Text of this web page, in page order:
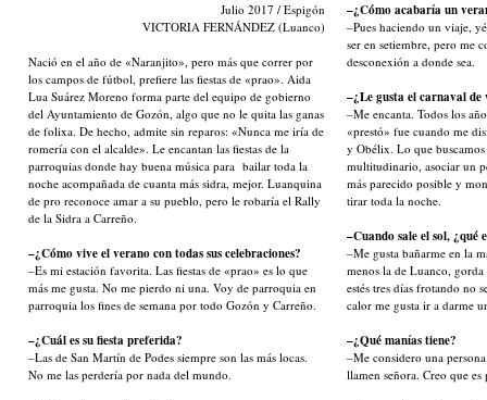
Julio 2017 / Espigón
VICTORIA FERNÁNDEZ (Luanco)
Nació en el año de «Naranjito», pero más que correr por
los campos de fútbol, prefiere las fiestas de «prao». Aida
Lua Suárez Moreno forma parte del equipo de gobierno
del Ayuntamiento de Gozón, algo que no le quita las ganas
de folixa. De hecho, admite sin reparos: «Nunca me iría de
romería con el alcalde». Le encantan las fiestas de la
parroquias donde hay buena música para bailar toda la
noche acompañada de cuanta más sidra, mejor. Luanquina
de pro reconoce amar a su pueblo, pero le robaría el Rally
de la Sidra a Carreño.
–¿Cómo vive el verano con todas sus celebraciones?
–Es mi estación favorita. Las fiestas de «prao» es lo que
más me gusta. No me pierdo ni una. Voy de parroquia en
parroquia los fines de semana por todo Gozón y Carreño.
–¿Cuál es su fiesta preferida?
–Las de San Martín de Podes siempre son las más locas.
No me las perdería por nada del mundo.
–¿Cómo acabaría un
–Pues haciendo un viaje,
ser en setiembre, pero me
desconexión a donde sea.
–¿Le gusta el carnaval de
–Me encanta. Todos los
«prestó» fue cuando me
y Obélix. Lo que
multitudinario, asociar un
más parecido posible y
tirar toda la noche.
–Cuando sale el sol, ¿qué
–Me gusta bañarme en la
menos la de Luanco,
estés tres días frotando no
calor me gusta ir a darme
–¿Qué manías tiene?
–Me considero una
llamen señora. Creo que